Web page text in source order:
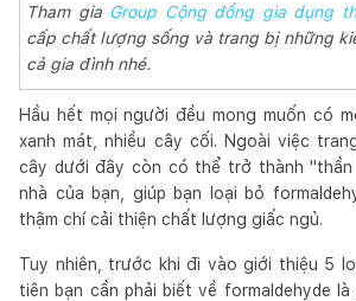
Tham gia Group Cộng đồng gia dụng
cấp chất lượng sống và trang bị những
cả gia đình nhé.
Hầu hết mọi người đều mong muốn có
xanh mát, nhiều cây cối. Ngoài việc
cây dưới đây còn có thể trở thành "thần
nhà của bạn, giúp bạn loại bỏ
thậm chí cải thiện chất lượng giấc ngủ.
Tuy nhiên, trước khi đi vào giới thiệu 5
tiên bạn cần phải biết về formaldehyde